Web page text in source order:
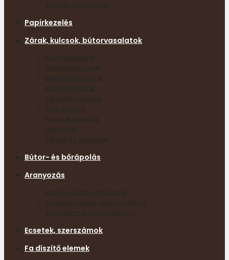
Papírkezelés
Zárak, kulcsok, bútorvasalatok
Bútorvasalatok
Bevéshető zárak
Beeresztős zárak
Szekrényzárak
Sárgaréz kulcsok
Acél kulcsok
Kulcsok ötvözött
Sárgaréz csavarok
Bútor- és bőrápolás
Aranyozás
Arany- ezüst- fém lapok
Segédanyagok aranyozáshoz
Szerszámok aranyozáshoz
Ecsetek, szerszámok
Fa díszítő elemek